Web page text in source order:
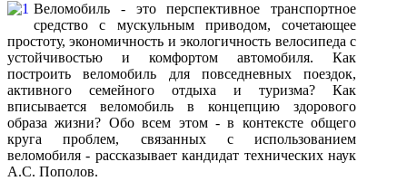
Веломобиль - это перспективное транспортное
средствос мускульным приводом, сочетающее
простоту, экономичность и экологичность велосипедас
устойчивостью и комфортом автомобиля. Как
построить веломобиль для повседневных поездок,
активного семейного отдыха и туризма? Как
вписывается веломобиль в концепцию здорового
образа жизни? Обо всем этом - в контексте общего
круга проблем, связанных сиспользованием
веломобиля - рассказывает кандидат технических наук
А.С. Пополов.